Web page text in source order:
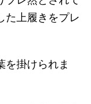
た上履きをプレ
を掛けられま